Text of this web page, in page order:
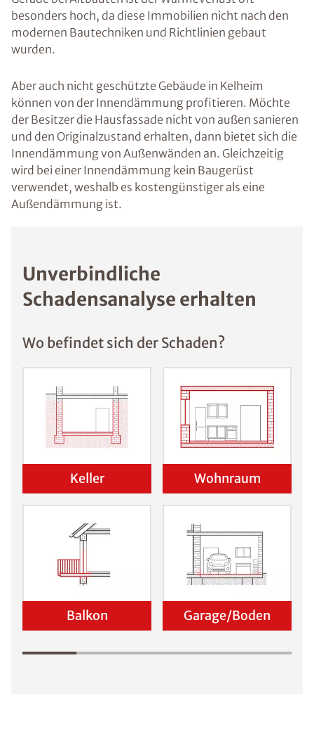
besonders hoch, da diese Immobilien nicht nach den
modernen Bautechniken und Richtlinien gebaut
wurden.
Aber auch nicht geschützte Gebäude in Kelheim
können von der Innendämmung profitieren. Möchte
der Besitzer die Hausfassade nicht von außen sanieren
und den Originalzustand erhalten, dann bietet sich die
Innendämmung von Außenwänden an. Gleichzeitig
wird bei einer Innendämmung kein Baugerüst
verwendet, weshalb es kostengünstiger als eine
Außendämmung ist.
Unverbindliche
Schadensanalyse erhalten
Wo befindet sich der Schaden?
Keller Wohnraum
Balkon Garage/Boden